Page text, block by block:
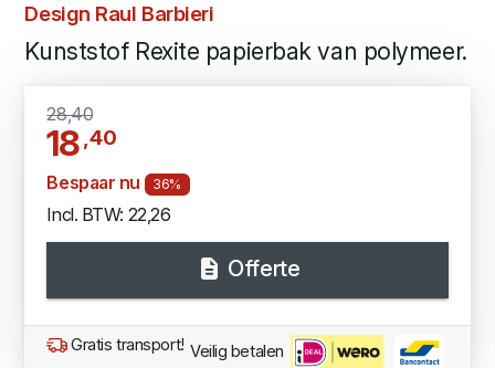
Design Raul Barbieri
Kunststof Rexite papierbak van polymeer.
28,40
18,40
Bespaar nu 36%
Incl. BTW: 22,26
Offerte
Gratis transport! Veilig betalen